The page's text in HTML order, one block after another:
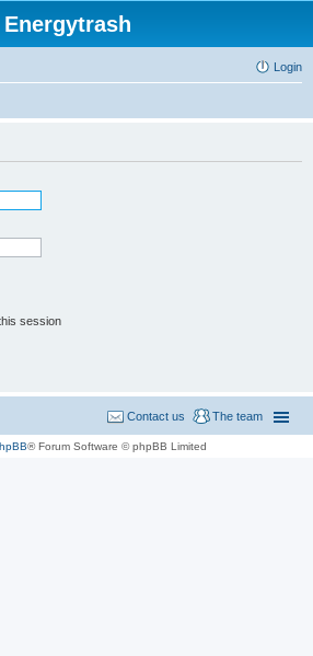
Energytrash
Login
session
The team
Contact us
® Forum Software © phpBB Limited